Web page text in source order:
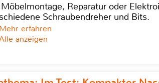
Reparatur oder
Schraubendreher und Bits.
erfahren
anzeigen